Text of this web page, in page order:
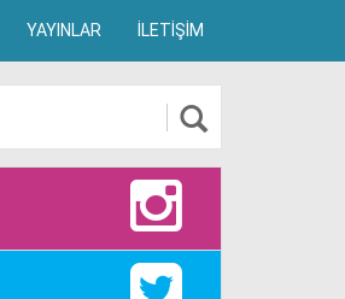
YAYINLAR İLETİŞİM